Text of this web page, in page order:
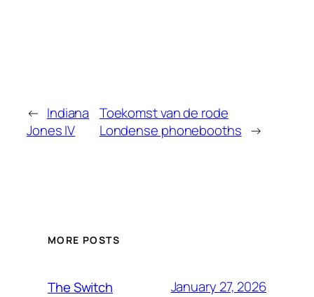
← Indiana
Jones IV
Toekomst van de rode
Londense phonebooths →
MORE POSTS
The Switch January 27, 2026